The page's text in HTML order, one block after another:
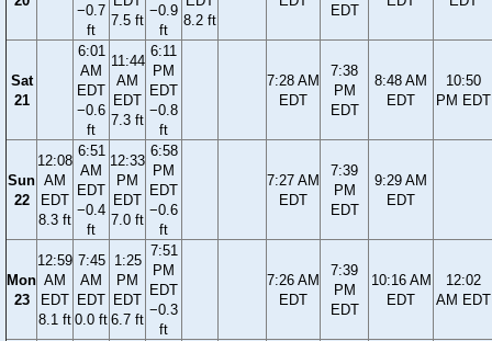
−0.7
ft
7.5 ft
−0.9
ft
8.2 ft
EDT
Sat
21
6:01
AM
EDT
−0.6
ft
11:44
AM
EDT
7.3 ft
6:11
PM
EDT
−0.8
ft
7:28 AM
EDT
7:38
PM
EDT
8:48 AM
EDT
10:50
PM EDT
Sun
22
12:08
AM
EDT
8.3 ft
6:51
AM
EDT
−0.4
ft
12:33
PM
EDT
7.0 ft
6:58
PM
EDT
−0.6
ft
7:27 AM
EDT
7:39
PM
EDT
9:29 AM
EDT
Mon
23
12:59
AM
EDT
8.1 ft
7:45
AM
EDT
0.0 ft
1:25
PM
EDT
6.7 ft
7:51
PM
EDT
−0.3
ft
7:26 AM
EDT
7:39
PM
EDT
10:16 AM
EDT
12:02
AM EDT